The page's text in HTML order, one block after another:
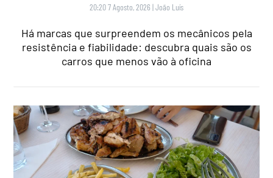
20:20 7 Agosto, 2026 |João Luís
Há marcas que surpreendem os mecânicos pela
resistência e fiabilidade: descubra quais são os
carros que menos vão à oficina